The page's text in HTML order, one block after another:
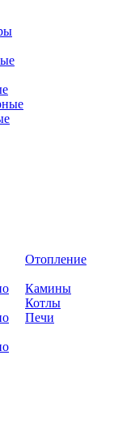
Отопление
Камины
Котлы
Печи